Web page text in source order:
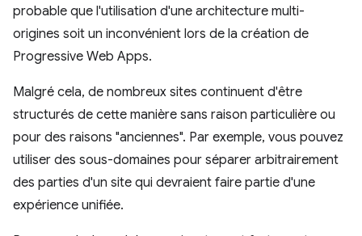
probable que l'utilisation d'une architecture multi-
origines soit un inconvénient lors de la création de
Progressive Web Apps.
Malgré cela, de nombreux sites continuent d'être
structurés de cette manière sans raison particulière ou
pour des raisons "anciennes". Par exemple, vous pouvez
utiliser des sous-domaines pour séparer arbitrairement
des parties d'un site qui devraient faire partie d'une
expérience unifiée.